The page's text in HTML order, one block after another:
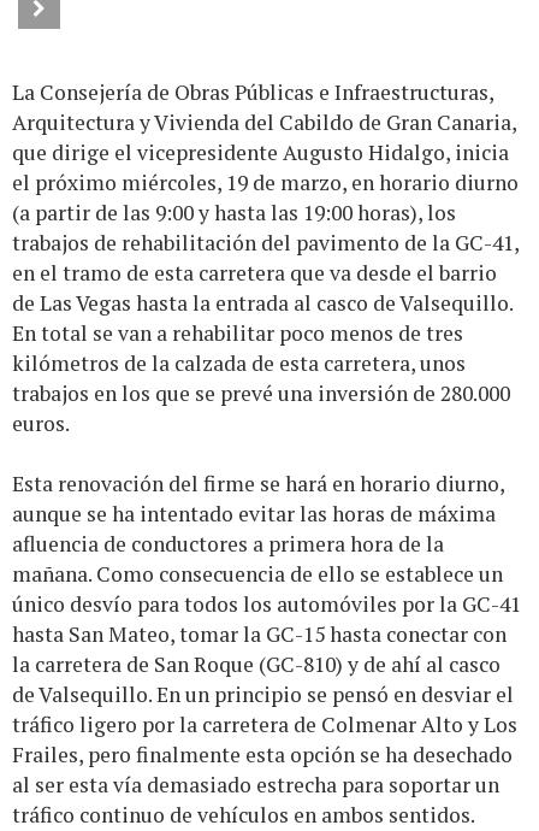
La Consejería de Obras Públicas e Infraestructuras,
Arquitectura y Vivienda del Cabildo de Gran Canaria,
que dirige el vicepresidente Augusto Hidalgo, inicia
el próximo miércoles, 19 de marzo, en horario diurno
(a partir de las 9:00 y hasta las 19:00 horas), los
trabajos de rehabilitación del pavimento de la GC-41,
en el tramo de esta carretera que va desde el barrio
de Las Vegas hasta la entrada al casco de Valsequillo.
En total se van a rehabilitar poco menos de tres
kilómetros de la calzada de esta carretera, unos
trabajos en los que se prevé una inversión de 280.000
euros.
Esta renovación del firme se hará en horario diurno,
aunque se ha intentado evitar las horas de máxima
afluencia de conductores a primera hora de la
mañana. Como consecuencia de ello se establece un
único desvío para todos los automóviles por la GC-41
hasta San Mateo, tomar la GC-15 hasta conectar con
la carretera de San Roque (GC-810) y de ahí al casco
de Valsequillo. En un principio se pensó en desviar el
tráfico ligero por la carretera de Colmenar Alto y Los
Frailes, pero finalmente esta opción se ha desechado
al ser esta vía demasiado estrecha para soportar un
tráfico continuo de vehículos en ambos sentidos.